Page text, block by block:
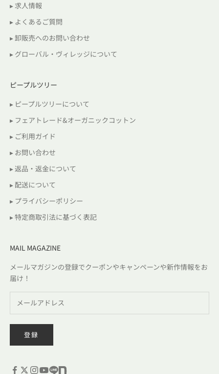
▸ 求人情報
▸ よくあるご質問
▸ 卸販売へのお問い合わせ
▸ グローバル・ヴィレッジについて
ピープルツリー
▸ ピープルツリーについて
▸ フェアトレード&オーガニックコットン
▸ ご利用ガイド
▸ お問い合わせ
▸ 返品・返金について
▸ 配送について
▸ プライバシーポリシー
▸ 特定商取引法に基づく表記
MAIL MAGAZINE
メールマガジンの登録でクーポンやキャンペーンや新作情報をお
届け！
登録